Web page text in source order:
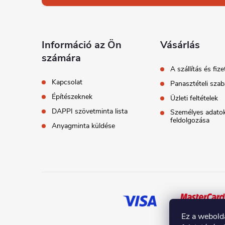
Ez a
Információ az Ön
számára
Kapcsolat
Építészeknek
DAPPI szövetminta lista
Anyagminta küldése
Vásárlás
A szállítás és
Panasztételi
Üzleti feltételek
Személyes
feldolgozása